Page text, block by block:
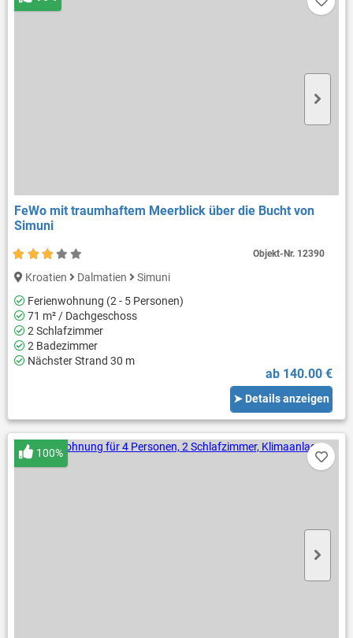
FeWo mit traumhaftem Meerblick über die Bucht von
Simuni
Kroatien Dalmatien
Simuni
Ferienwohnung (2 - 5 Personen)
71 m² / Dachgeschoss
2 Schlafzimmer
2 Badezimmer
Nächster Strand 30 m
ab 140.00 €
➤ Details anzeigen
Objekt-Nr. 12390
100%